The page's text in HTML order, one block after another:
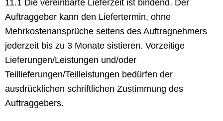
11.1 Die vereinbarte Lieferzeit ist bindend. Der
Auftraggeber kann den Liefertermin, ohne
Mehrkostenansprüche seitens des Auftragnehmers
jederzeit bis zu 3 Monate sistieren. Vorzeitige
Lieferungen/Leistungen und/oder
Teillieferungen/Teilleistungen bedürfen der
ausdrücklichen schriftlichen Zustimmung des
Auftraggebers.